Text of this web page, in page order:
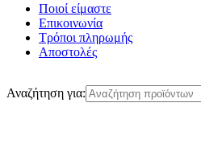
Ποιοί είμαστε
Επικοινωνία
Τρόποι πληρωμής
Αποστολές
Αναζήτηση για: